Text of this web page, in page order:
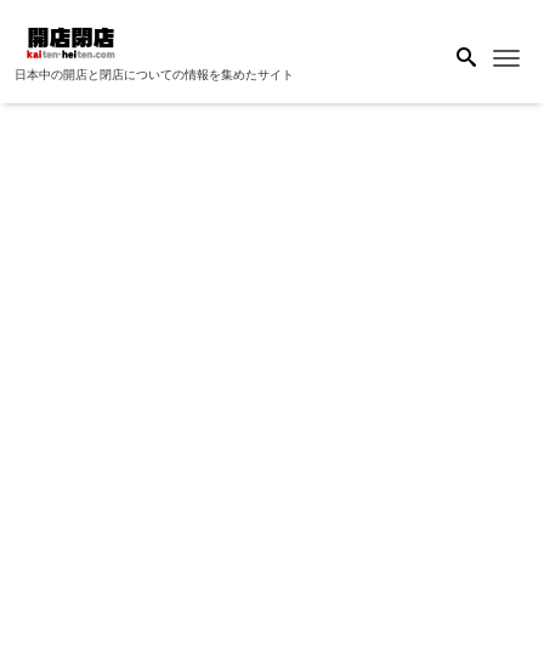
日本中の開店と閉店についての情報を集めたサイト